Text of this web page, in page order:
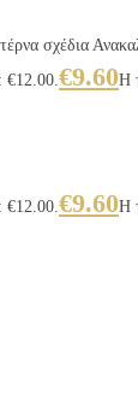
σχέδια
€9.60Η
€9.60Η